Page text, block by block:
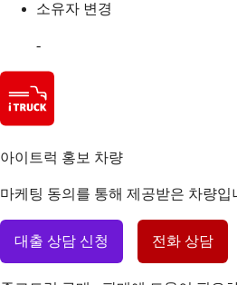
소유자 변경
-
아이트럭 홍보 차량
마케팅 동의를 통해 제공받은 차량입
대출 상담 신청 전화 상담